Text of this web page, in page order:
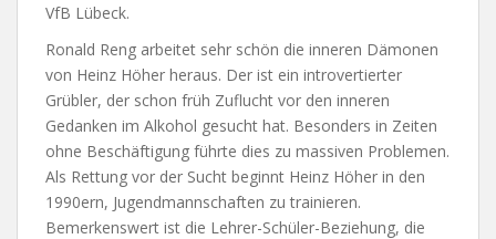
VfB Lübeck.
Ronald Reng arbeitet sehr schön die inneren Dämonen
von Heinz Höher heraus. Der ist ein introvertierter
Grübler, der schon früh Zuflucht vor den inneren
Gedanken im Alkohol gesucht hat. Besonders in Zeiten
ohne Beschäftigung führte dies zu massiven Problemen.
Als Rettung vor der Sucht beginnt Heinz Höher in den
1990ern, Jugendmannschaften zu trainieren.
Bemerkenswert ist die Lehrer-Schüler-Beziehung, die